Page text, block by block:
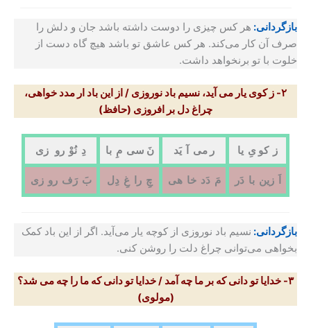
بازگردانی: هر کس چیزی را دوست داشته باشد جان و دلش را
صرف آن کار می‌کند. هر کس عاشق تو باشد هیچ گاه دست از
خلوت با تو برنخواهد داشت.
۲- ز کوی یار می آید، نسیم باد نوروزی / از این باد ار مدد خواهی،
چراغ دل بر افروزی (حافظ)
ز کو یِ یا ر می آ یَد نَ سی مِ با دِ نُوْ رو زی
اَ زین با دَر مَ دَد خا هی چِ را غِ دِل بَ رَف رو زی
بازگردانی: نسیم باد نوروزی از کوچه یار می‌آید. اگر از این باد کمک
بخواهی می‌توانی چراغ دلت را روشن کنی.
۳- خدایا تو دانی که بر ما چه آمد / خدایا تو دانی که ما را چه می شد؟
(مولوی)